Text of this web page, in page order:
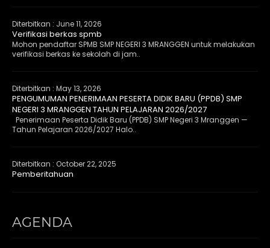
Diterbitkan : June 11, 2026
Verifikasi berkas spmb
Mohon pendaftar SPMB SMP NEGERI 3 MRANGGEN untuk melakukan
verifikasi berkas ke sekolah di jam..
Diterbitkan : May 13, 2026
PENGUMUMAN PENERIMAAN PESERTA DIDIK BARU (PPDB) SMP
NEGERI 3 MRANGGEN TAHUN PELAJARAN 2026/2027
Penerimaan Peserta Didik Baru (PPDB) SMP Negeri 3 Mranggen —
Tahun Pelajaran 2026/2027 Halo..
Diterbitkan : October 22, 2025
Pemberitahuan
AGENDA